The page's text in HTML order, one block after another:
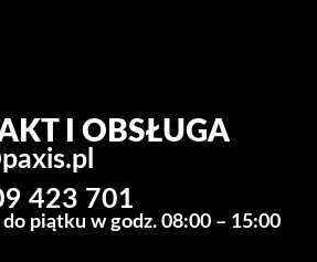
I OBSŁUGA
423 701
piątku w godz. 08:00 – 15:00